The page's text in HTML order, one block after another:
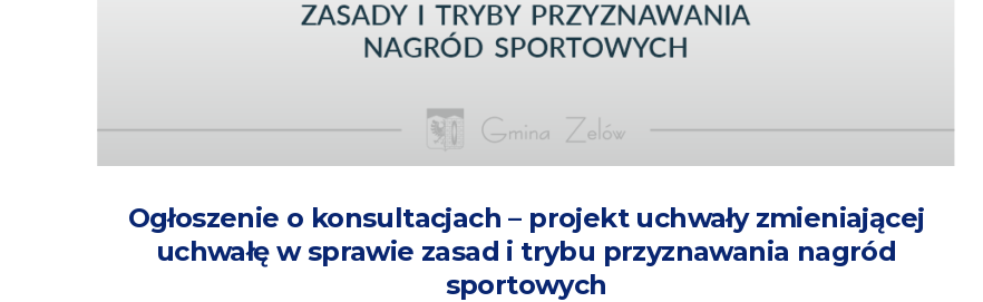
Ogłoszenie o konsultacjach – projekt uchwały zmieniającej
uchwałę w sprawie zasad i trybu przyznawania nagród
sportowych